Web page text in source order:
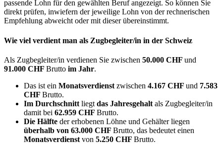
passende Lohn für den gewählten Beruf angezeigt. So können Sie
direkt prüfen, inwiefern der jeweilige Lohn von der rechnerischen
Empfehlung abweicht oder mit dieser übereinstimmt.
Wie viel verdient man als Zugbegleiter/in in der Schweiz
Als Zugbegleiter/in verdienen Sie zwischen 50.000 CHF und
91.000 CHF Brutto im Jahr.
Das ist ein Monatsverdienst zwischen 4.167 CHF und 7.583
CHF Brutto.
Im Durchschnitt liegt das Jahresgehalt als Zugbegleiter/in
damit bei 62.959 CHF Brutto.
Die Hälfte der erhobenen Löhne und Gehälter liegen
überhalb von 63.000 CHF Brutto, das bedeutet einen
Monatsverdienst von 5.250 CHF Brutto.